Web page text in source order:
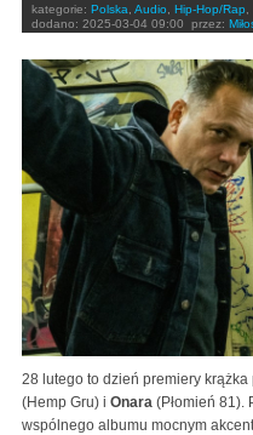
kategorie: Polska Audio Hip-Hop/Rap
dodano: 2025-03-04 09:00 przez:
28 lutego to dzień premiery krążka
(Hemp Gru) i Onara (Płomień
wspólnego albumu mocnym